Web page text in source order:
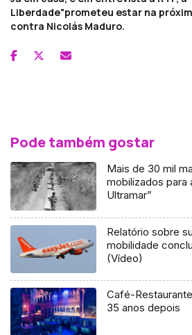
Liberdade"prometeu estar na
contra Nicolás Maduro.
Pode também gostar
Mais de 30 mil
mobilizados para
Ultramar”
Relatório sobre
mobilidade
(Vídeo)
Café-Restaurante
35 anos depois